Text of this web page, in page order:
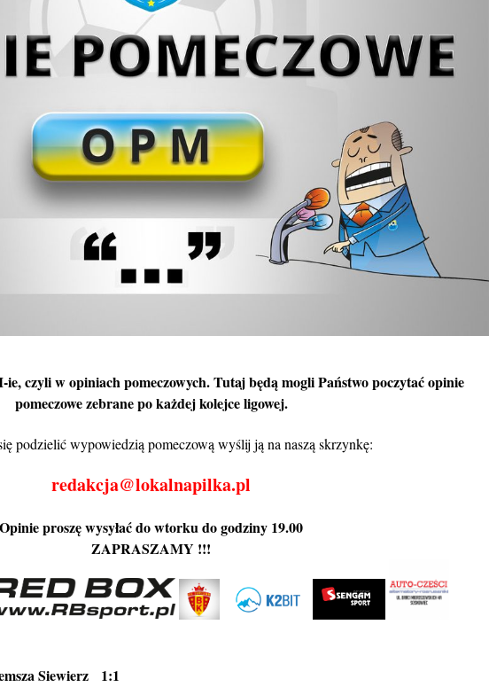
ie, czyli w opiniach pomeczowych. Tutaj będą mogli Państwo poczytać opinie
pomeczowe zebrane po każdej kolejce ligowej.
podzielić wypowiedzią pomeczowąwyślij ją na naszą skrzynkę:
redakcja@lokalnapilka.pl
Opinie proszę wysyłać do wtorku do godziny 19.00
ZAPRASZAMY !!!
Siewierz 1:1